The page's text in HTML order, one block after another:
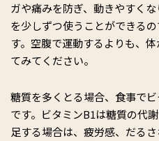
ガや痛みを防ぎ、動きやすく
を少しずつ使うことができる
す。空腹で運動するよりも、
てみてください。
糖質を多くとる場合、食事で
です。ビタミンB1は糖質の代
足する場合は、疲労感、だる